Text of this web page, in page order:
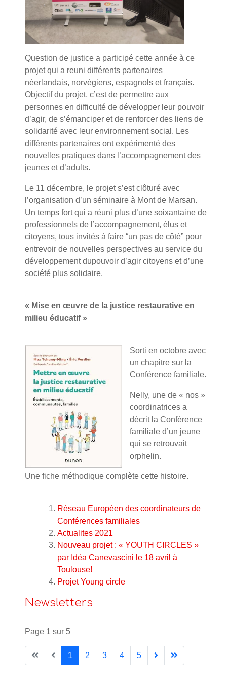
Question de justice a participé cette année à ce
projet qui a reuni différents partenaires
néerlandais, norvégiens, espagnols et français.
Objectif du projet, c’est de permettre aux
personnes en difficulté de développer leur pouvoir
d’agir, de s’émanciper et de renforcer des liens de
solidarité avec leur environnement social. Les
différents partenaires ont expérimenté des
nouvelles pratiques dans l’accompagnement des
jeunes et d’adults.
Le 11 décembre, le projet s’est clôturé avec
l’organisation d’un séminaire à Mont de Marsan.
Un temps fort qui a réuni plus d’une soixantaine de
professionnels de l’accompagnement, élus et
citoyens, tous invités à faire “un pas de côté” pour
entrevoir de nouvelles perspectives au service du
développement dupouvoir d’agir citoyens et d’une
société plus solidaire.
« Mise en œuvre de la justice restaurative en
milieu éducatif »
Sorti en octobre avec
un chapitre sur la
Conférence familiale.
Nelly, une de « nos »
coordinatrices a
décrit la Conférence
familiale d’un jeune
qui se retrouvait
orphelin.
Une fiche méthodique complète cette histoire.
Réseau Européen des coordinateurs de
Conférences familiales
Actualites 2021
Nouveau projet : « YOUTH CIRCLES »
par Idéa Canevascini le 18 avril à
Toulouse!
Projet Young circle
Newsletters
Page 1 sur 5
1 2 3 4 5